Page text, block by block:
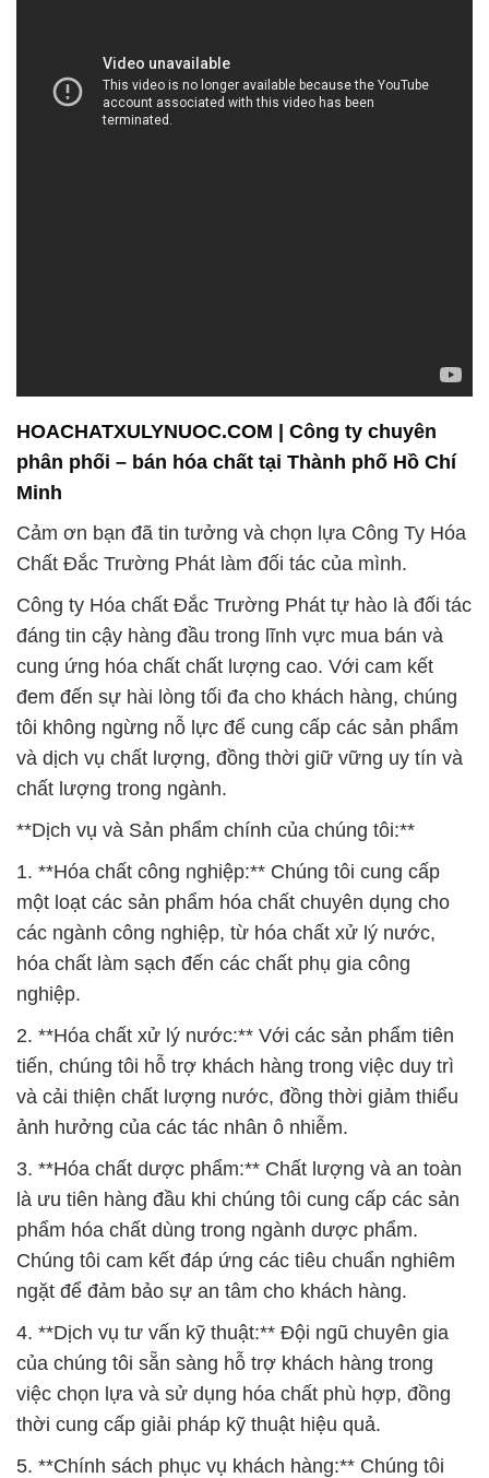
HOACHATXULYNUOC.COM | Công ty chuyên
phân phối – bán hóa chất tại Thành phố Hồ Chí
Minh
Cảm ơn bạn đã tin tưởng và chọn lựa Công Ty Hóa
Chất Đắc Trường Phát làm đối tác của mình.
Công ty Hóa chất Đắc Trường Phát tự hào là đối tác
đáng tin cậy hàng đầu trong lĩnh vực mua bán và
cung ứng hóa chất chất lượng cao. Với cam kết
đem đến sự hài lòng tối đa cho khách hàng, chúng
tôi không ngừng nỗ lực để cung cấp các sản phẩm
và dịch vụ chất lượng, đồng thời giữ vững uy tín và
chất lượng trong ngành.
**Dịch vụ và Sản phẩm chính của chúng tôi:**
1. **Hóa chất công nghiệp:** Chúng tôi cung cấp
một loạt các sản phẩm hóa chất chuyên dụng cho
các ngành công nghiệp, từ hóa chất xử lý nước,
hóa chất làm sạch đến các chất phụ gia công
nghiệp.
2. **Hóa chất xử lý nước:** Với các sản phẩm tiên
tiến, chúng tôi hỗ trợ khách hàng trong việc duy trì
và cải thiện chất lượng nước, đồng thời giảm thiểu
ảnh hưởng của các tác nhân ô nhiễm.
3. **Hóa chất dược phẩm:** Chất lượng và an toàn
là ưu tiên hàng đầu khi chúng tôi cung cấp các sản
phẩm hóa chất dùng trong ngành dược phẩm.
Chúng tôi cam kết đáp ứng các tiêu chuẩn nghiêm
ngặt để đảm bảo sự an tâm cho khách hàng.
4. **Dịch vụ tư vấn kỹ thuật:** Đội ngũ chuyên gia
của chúng tôi sẵn sàng hỗ trợ khách hàng trong
việc chọn lựa và sử dụng hóa chất phù hợp, đồng
thời cung cấp giải pháp kỹ thuật hiệu quả.
5. **Chính sách phục vụ khách hàng:** Chúng tôi